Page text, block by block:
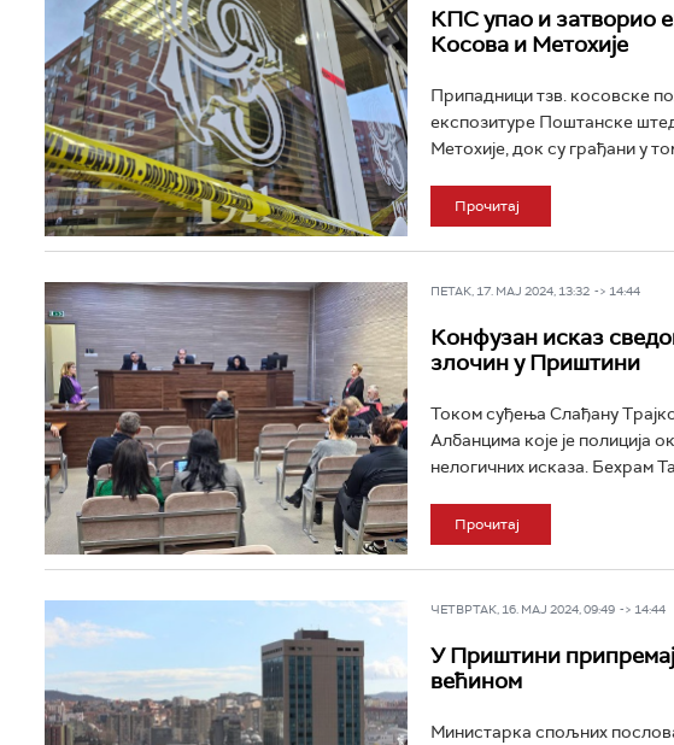
КПС упао и затворио
Косова и Метохије
Припадници тзв. косовске
експозитуре Поштанске
Метохије, док су грађани у
Прочитај
ПЕТАК, 17. МАЈ 2024, 13:32 -> 14:44
Конфузан исказ
злочин у Приштини
Током суђења Слађану
Албанцима које је полиција
нелогичних исказа. Бехрам
Прочитај
ЧЕТВРТАК, 16. МАЈ 2024, 09:49 -> 14:44
У Приштини
већином
Министарка спољних